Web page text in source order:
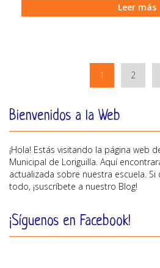
Leer más
1 2
Bienvenidos a la Web
¡Hola! Estás visitando la página web
Municipal de Loriguilla. Aquí
actualizada sobre nuestra escuela.
todo, ¡suscríbete a nuestro Blog!
¡Síguenos en Facebook!